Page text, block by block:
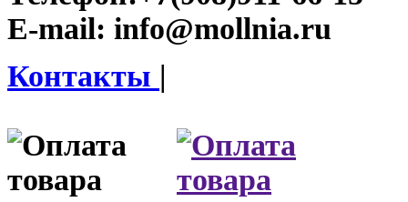
E-mail: info@mollnia.ru
Контакты |